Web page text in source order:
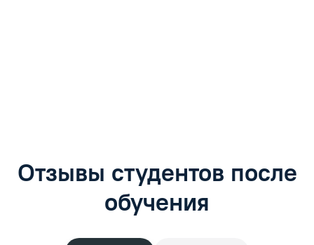
Отзывы студентов после
обучения